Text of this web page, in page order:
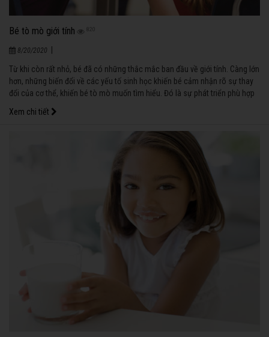
Bé tò mò giới tính 820
8/20/2020
Từ khi còn rất nhỏ, bé đã có những thắc mắc ban đầu về giới tính. Càng lớn
hơn, những biến đổi về các yếu tố sinh học khiến bé cảm nhận rõ sự thay
đổi của cơ thể, khiến bé tò mò muốn tìm hiểu. Đó là sự phát triển phù hợp
Xem chi tiết